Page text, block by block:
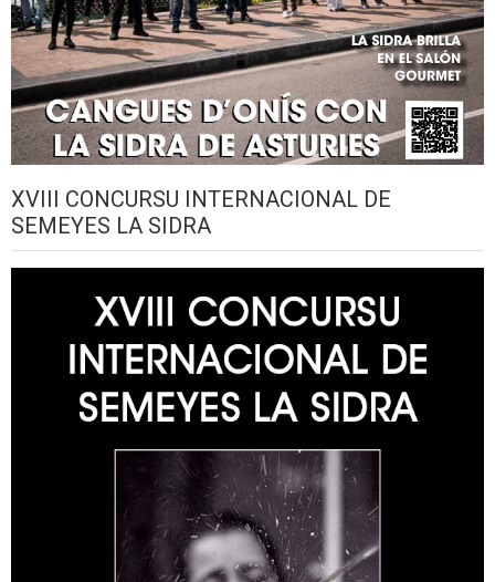
XVIII CONCURSU INTERNACIONAL DE
SEMEYES LA SIDRA